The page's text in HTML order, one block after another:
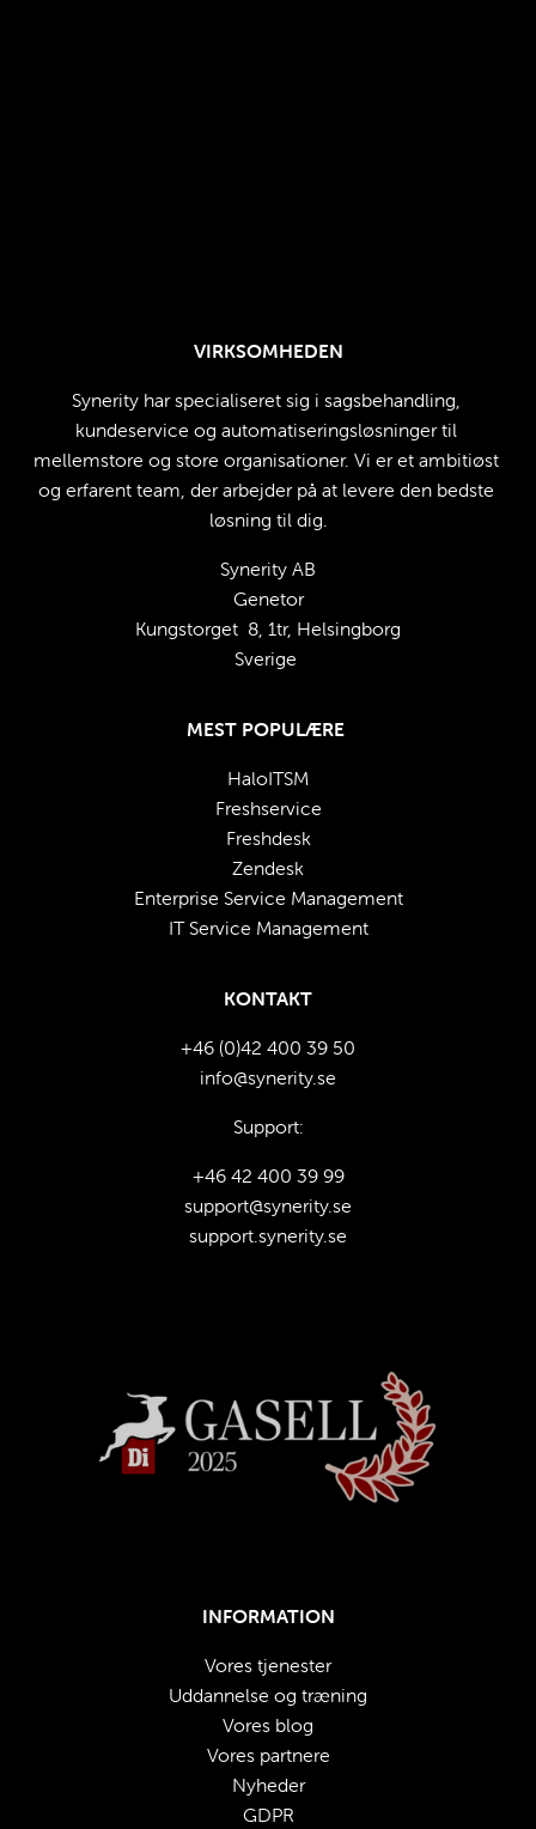
VIRKSOMHEDEN
Synerity har specialiseret sig i sagsbehandling,
kundeservice og automatiseringsløsninger til
mellemstore og store organisationer. Vi er et ambitiøst
og erfarent team, der arbejder på at levere den bedste
løsning til dig.
Synerity AB
Genetor
Kungstorget  8, 1tr, Helsingborg
Sverige
MEST POPULÆRE
HaloITSM
Freshservice
Freshdesk
Zendesk
Enterprise Service Management
IT Service Management
KONTAKT
+46 (0)42 400 39 50
info@synerity.se
Support:
+46 42 400 39 99
support@synerity.se
support.synerity.se
INFORMATION
Vores tjenester
Uddannelse og træning
Vores blog
Vores partnere
Nyheder
GDPR